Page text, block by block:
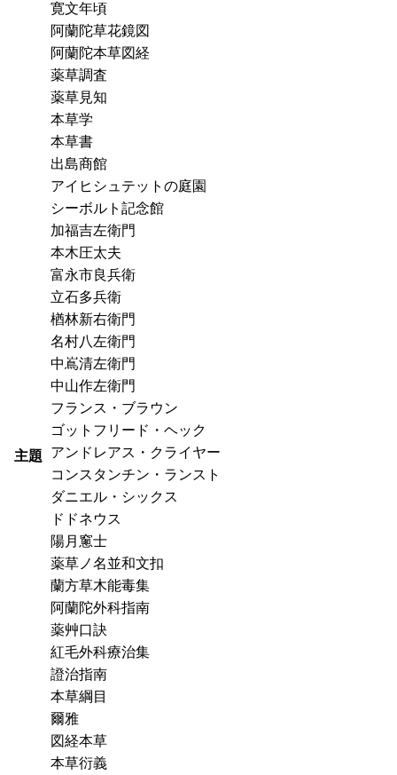
主題
寛文年頃
阿蘭陀草花鏡図
阿蘭陀本草図経
薬草調査
薬草見知
本草学
本草書
出島商館
アイヒシュテットの庭園
シーボルト記念館
加福吉左衛門
本木圧太夫
富永市良兵衛
立石多兵衛
楢林新右衛門
名村八左衛門
中嶌清左衛門
中山作左衛門
フランス・ブラウン
ゴットフリード・ヘック
アンドレアス・クライヤー
コンスタンチン・ランスト
ダニエル・シックス
ドドネウス
陽月窻士
薬草ノ名並和文扣
蘭方草木能毒集
阿蘭陀外科指南
薬艸口訣
紅毛外科療治集
證治指南
本草綱目
爾雅
図経本草
本草衍義